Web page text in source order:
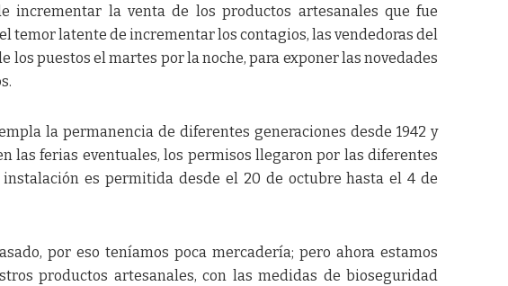
incrementar la venta de los productos artesanales que fue
temor latente de incrementar los contagios, las vendedoras del
puestos el martes por la noche, para exponer las novedades
la permanencia de diferentes generaciones desde 1942 y
las ferias eventuales, los permisos llegaron por las diferentes
es permitida desde el 20 de octubre hasta el 4 de
por eso teníamos poca mercadería; pero ahora estamos
productos artesanales, con las medidas de bioseguridad